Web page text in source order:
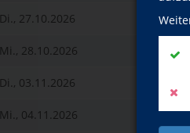
Di., 27.10.2026
Mi., 28.10.2026
Di., 03.11.2026
Mi., 04.11.2026